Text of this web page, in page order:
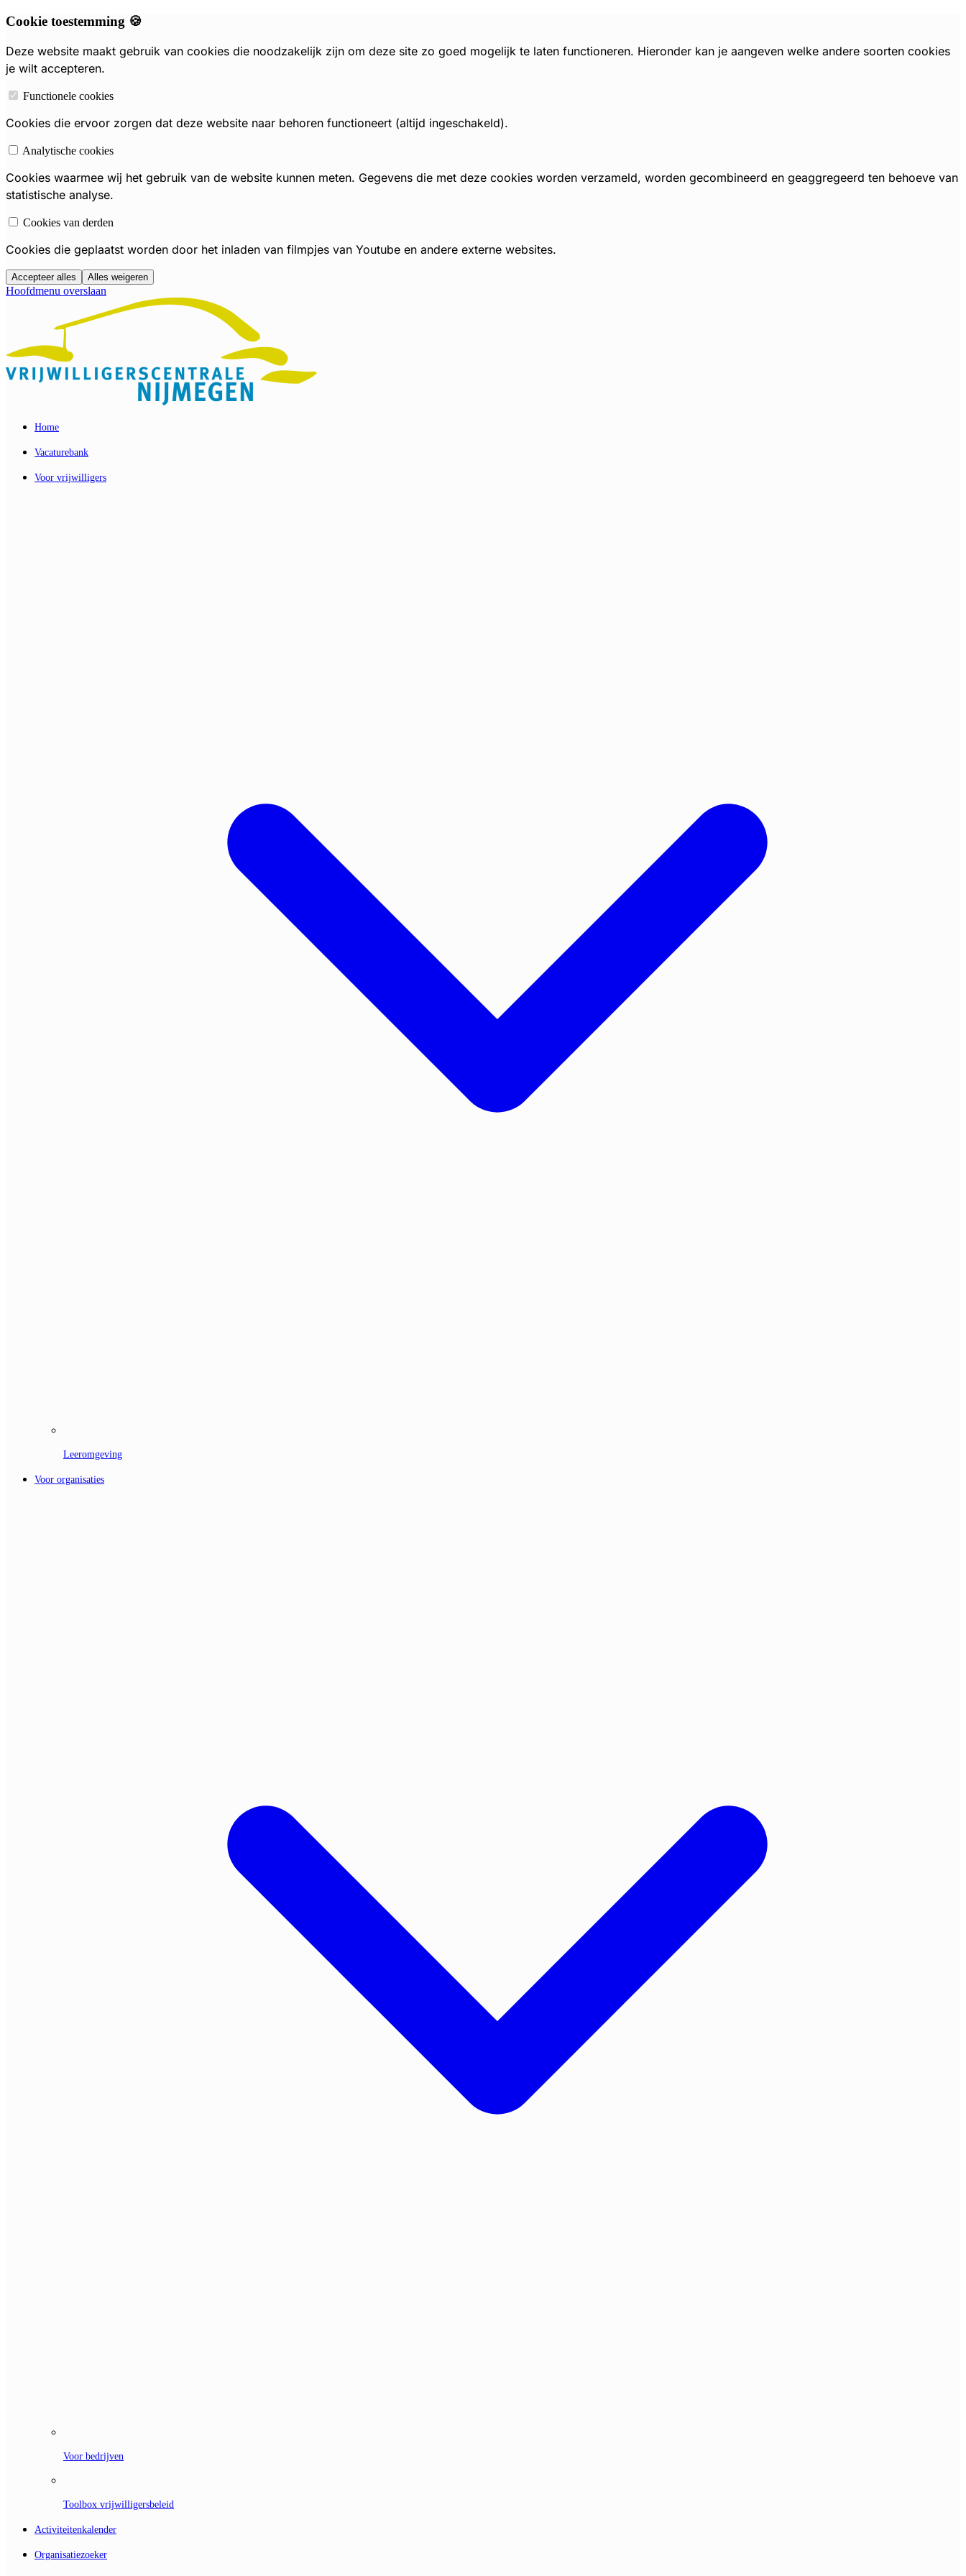
Cookie toestemming 🍪
Deze website maakt gebruik van cookies die noodzakelijk zijn om deze site zo goed mogelijk te laten functioneren. Hieronder kan je aangeven welke andere soorten cookies
je wilt accepteren.
Functionele cookies
Cookies die ervoor zorgen dat deze website naar behoren functioneert (altijd ingeschakeld).
Analytische cookies
Cookies waarmee wij het gebruik van de website kunnen meten. Gegevens die met deze cookies worden verzameld, worden gecombineerd en geaggregeerd ten behoeve van
statistische analyse.
Cookies van derden
Cookies die geplaatst worden door het inladen van filmpjes van Youtube en andere externe websites.
Accepteer alles Alles weigeren
Hoofdmenu overslaan
Home
Vacaturebank
Voor vrijwilligers
Leeromgeving
Voor organisaties
Voor bedrijven
Toolbox vrijwilligersbeleid
Activiteitenkalender
Organisatiezoeker